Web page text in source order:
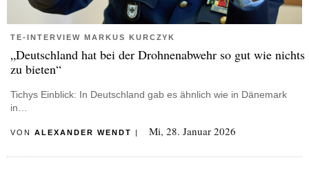
TE-INTERVIEW MARKUS KURCZYK
„Deutschland hat bei der Drohnenabwehr so gut wie nichts
zu bieten“
Tichys Einblick: In Deutschland gab es ähnlich wie in Dänemark
in…
VON ALEXANDER WENDT Mi, 28. Januar 2026